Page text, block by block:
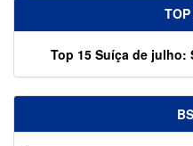
Top 15 Suíça de julho: